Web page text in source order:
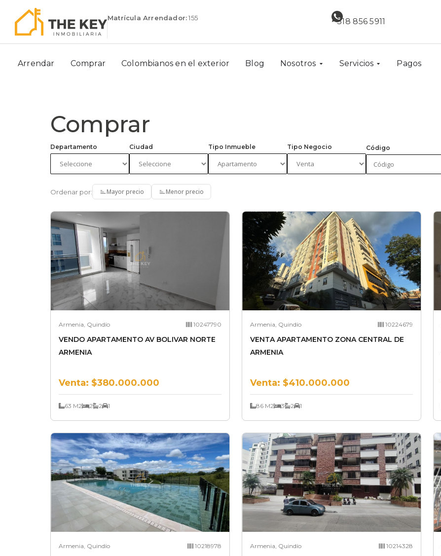
Matrícula Arrendador:155 318 856 5911
Arrendar Comprar Colombianos en el exterior Blog Nosotros Servicios Pagos
Comprar
Departamento Ciudad Tipo Inmueble Tipo Negocio Código
Ordenar por: Mayor precio Menor precio
Armenia, Quindío 10247790
VENDO APARTAMENTO AV BOLIVAR NORTE
ARMENIA
Venta: $380.000.000
63 M2 2 2 1
Armenia, Quindío 10224679
VENTA APARTAMENTO ZONA CENTRAL DE
ARMENIA
Venta: $410.000.000
86 M2 3 2 1
Armenia, Quindío 10218978 Armenia, Quindío 10214328